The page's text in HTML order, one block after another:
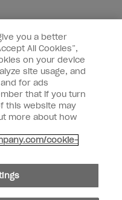
断複写・転載を禁じます。
you a better
All Cookies”,
on your device
site usage, and
for ads
that if you turn
this website may
more about how
cookie-